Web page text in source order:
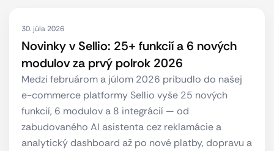
30. júla 2026
Novinky v Sellio: 25+ funkcií a 6 nových
modulov za prvý polrok 2026
Medzi februárom a júlom 2026 pribudlo do našej
e-commerce platformy Sellio vyše 25 nových
funkcií, 6 modulov a 8 integrácií — od
zabudovaného AI asistenta cez reklamácie a
analytický dashboard až po nové platby, dopravu a